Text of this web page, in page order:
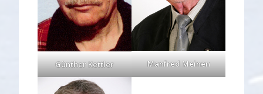
Günther Kettler Manfred Meinen